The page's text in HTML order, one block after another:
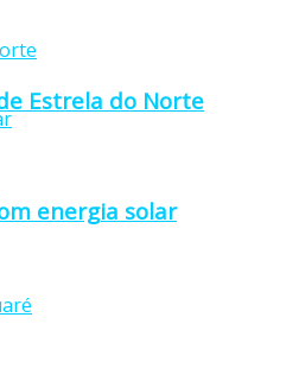
energia solar
Estrela do Norte